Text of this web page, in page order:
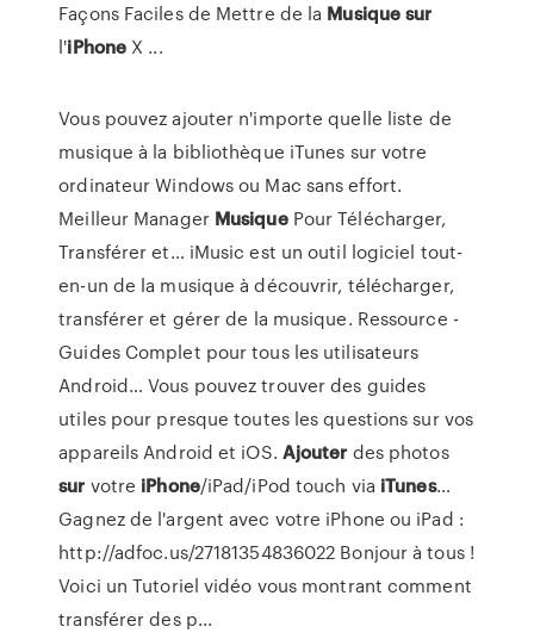
Façons Faciles de Mettre de la Musiquesur
l'iPhone X ...
Vous pouvez ajouter n'importe quelle liste de
musique à la bibliothèque iTunes sur votre
ordinateur Windows ou Mac sans effort.
Meilleur Manager MusiquePour Télécharger,
Transférer et… iMusic est un outil logiciel tout-
en-un de la musique à découvrir, télécharger,
transférer et gérer de la musique. Ressource -
Guides Complet pour tous les utilisateurs
Android… Vous pouvez trouver des guides
utiles pour presque toutes les questions sur vos
appareils Android et iOS. Ajouter des photos
sur votre iPhone/iPad/iPod touch via iTunes…
Gagnez de l'argent avec votre iPhone ou iPad :
http://adfoc.us/27181354836022 Bonjour à tous !
Voici un Tutoriel vidéo vous montrant comment
transférer des p...